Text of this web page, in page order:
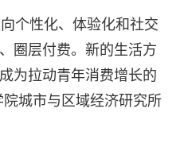
个性化、体验化和社交
圈层付费。新的生活方
为拉动青年消费增长的
城市与区域经济研究所